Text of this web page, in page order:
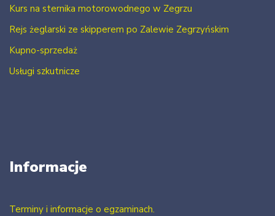
Kurs na sternika motorowodnego w Zegrzu
Rejs żeglarski ze skipperem po Zalewie Zegrzyńskim
Kupno-sprzedaż
Usługi szkutnicze
Informacje
Terminy i informacje o egzaminach.